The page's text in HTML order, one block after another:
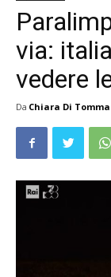
via:
vedere
Da Chiara Di